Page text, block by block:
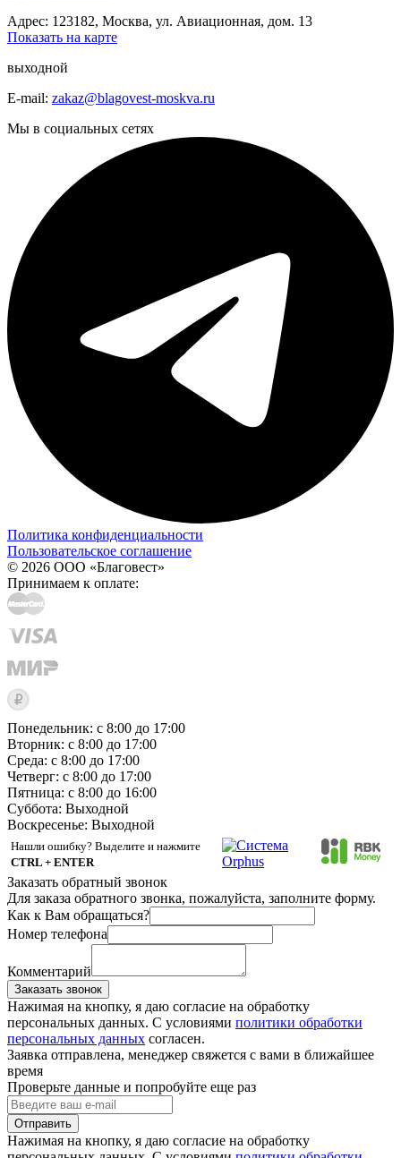
Адрес: 123182, Москва, ул. Авиационная, дом. 13
Показать на карте
выходной
E-mail: zakaz@blagovest-moskva.ru
Мы в социальных сетях
Политика конфиденциальности
Пользовательское соглашение
© 2026 ООО «Благовест»
Принимаем к оплате:
Понедельник: с 8:00 до 17:00
Вторник: с 8:00 до 17:00
Среда: с 8:00 до 17:00
Четверг: с 8:00 до 17:00
Пятница: с 8:00 до 16:00
Суббота: Выходной
Воскресенье: Выходной
Нашли ошибку? Выделите и нажмите
CTRL + ENTER
Заказать обратный звонок
Для заказа обратного звонка, пожалуйста, заполните форму.
Как к Вам обращаться?
Номер телефона
Комментарий
Заказать звонок
Нажимая на кнопку, я даю согласие на обработку
персональных данных. С условиями политики обработки
персональных данных согласен.
Заявка отправлена, менеджер свяжется с вами в ближайшее
время
Проверьте данные и попробуйте еще раз
Отправить
Нажимая на кнопку, я даю согласие на обработку